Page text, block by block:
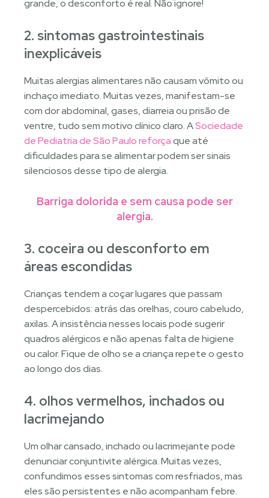
grande, o desconforto é real. Não ignore!
2. sintomas gastrointestinais
inexplicáveis
Muitas alergias alimentares não causam vômito ou
inchaço imediato. Muitas vezes, manifestam-se
com dor abdominal, gases, diarreia ou prisão de
ventre, tudo sem motivo clínico claro. ASociedade
de Pediatria de São Paulo reforçaque até
dificuldades para se alimentar podem ser sinais
silenciosos desse tipo de alergia.
Barriga dolorida e sem causa pode ser
alergia.
3. coceira ou desconforto em
áreas escondidas
Crianças tendem a coçar lugares que passam
despercebidos: atrás das orelhas, couro cabeludo,
axilas. A insistência nesses locais pode sugerir
quadros alérgicos e não apenas falta de higiene
ou calor. Fique de olho se a criança repete o gesto
ao longo dos dias.
4. olhos vermelhos, inchados ou
lacrimejando
Um olhar cansado, inchado ou lacrimejante pode
denunciar conjuntivite alérgica. Muitas vezes,
confundimos esses sintomas com resfriados, mas
eles são persistentes e não acompanham febre.